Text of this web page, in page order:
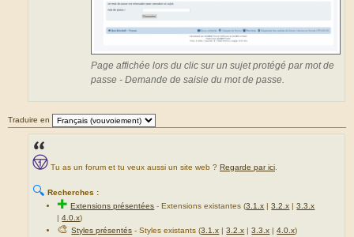
Page affichée lors du clic sur un sujet protégé par mot de
passe - Demande de saisie du mot de passe.
Traduire en
Tu as un forum et tu veux aussi un site web ? Regarde par ici.
🔍 Recherches :
✚Extensions présentées -Extensions existantes (3.1.x |3.2.x |3.3.x
|4.0.x)
🎨Styles présentés - Styles existants (3.1.x |3.2.x |3.3.x |4.0.x)